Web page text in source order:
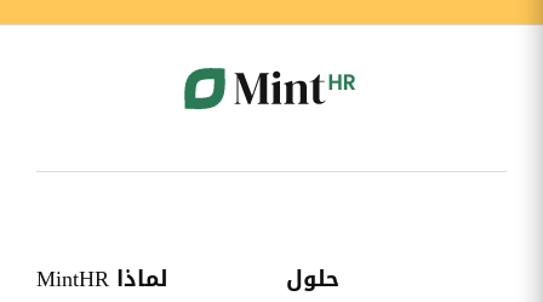
حلول لماذا MintHR